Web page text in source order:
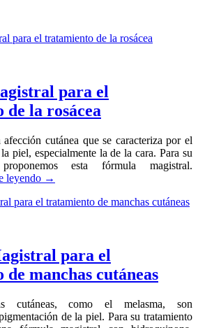
para el
la rosácea
afección cutánea que se caracteriza por el
piel, especialmente la de la cara. Para su
esta fórmula magistral.
leyendo →
para el
manchas cutáneas
cutáneas, como el melasma, son
de la piel. Para su tratamiento